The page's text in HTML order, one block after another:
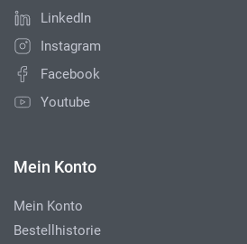
LinkedIn
Instagram
Facebook
Youtube
Mein Konto
Mein Konto
Bestellhistorie